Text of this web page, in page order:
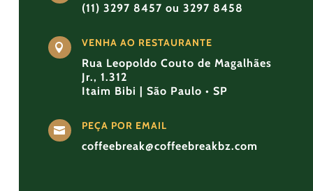
(11) 3297 8457 ou 3297 8458
 VENHA AO RESTAURANTE
Rua Leopoldo Couto de Magalhães
Jr., 1.312
Itaim Bibi | São Paulo • SP
 PEÇA POR EMAIL
coffeebreak@coffeebreakbz.com